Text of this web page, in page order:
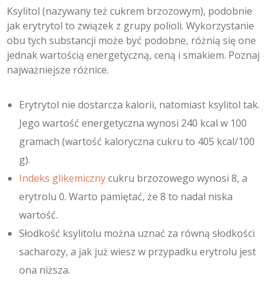
Ksylitol (nazywany też cukrem brzozowym), podobnie
jak erytrytol to związek z grupy polioli. Wykorzystanie
obu tych substancji może być podobne, różnią się one
jednak wartością energetyczną, ceną i smakiem. Poznaj
najważniejsze różnice.
Erytrytol nie dostarcza kalorii, natomiast ksylitol tak.
Jego wartość energetyczna wynosi 240 kcal w 100
gramach (wartość kaloryczna cukru to 405 kcal/100
g).
Indeks glikemicznycukru brzozowego wynosi 8, a
erytrolu 0. Warto pamiętać, że 8 to nadal niska
wartość.
Słodkość ksylitolu można uznać za równą słodkości
sacharozy, a jak już wiesz w przypadku erytrolu jest
ona niższa.